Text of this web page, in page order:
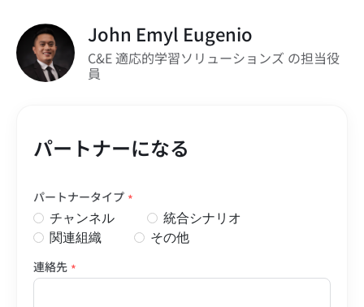
John Emyl Eugenio
C&E 適応的学習ソリューションズ の担当役
員
パートナーになる
パートナータイプ *
チャンネル
統合シナリオ
関連組織
その他
連絡先 *